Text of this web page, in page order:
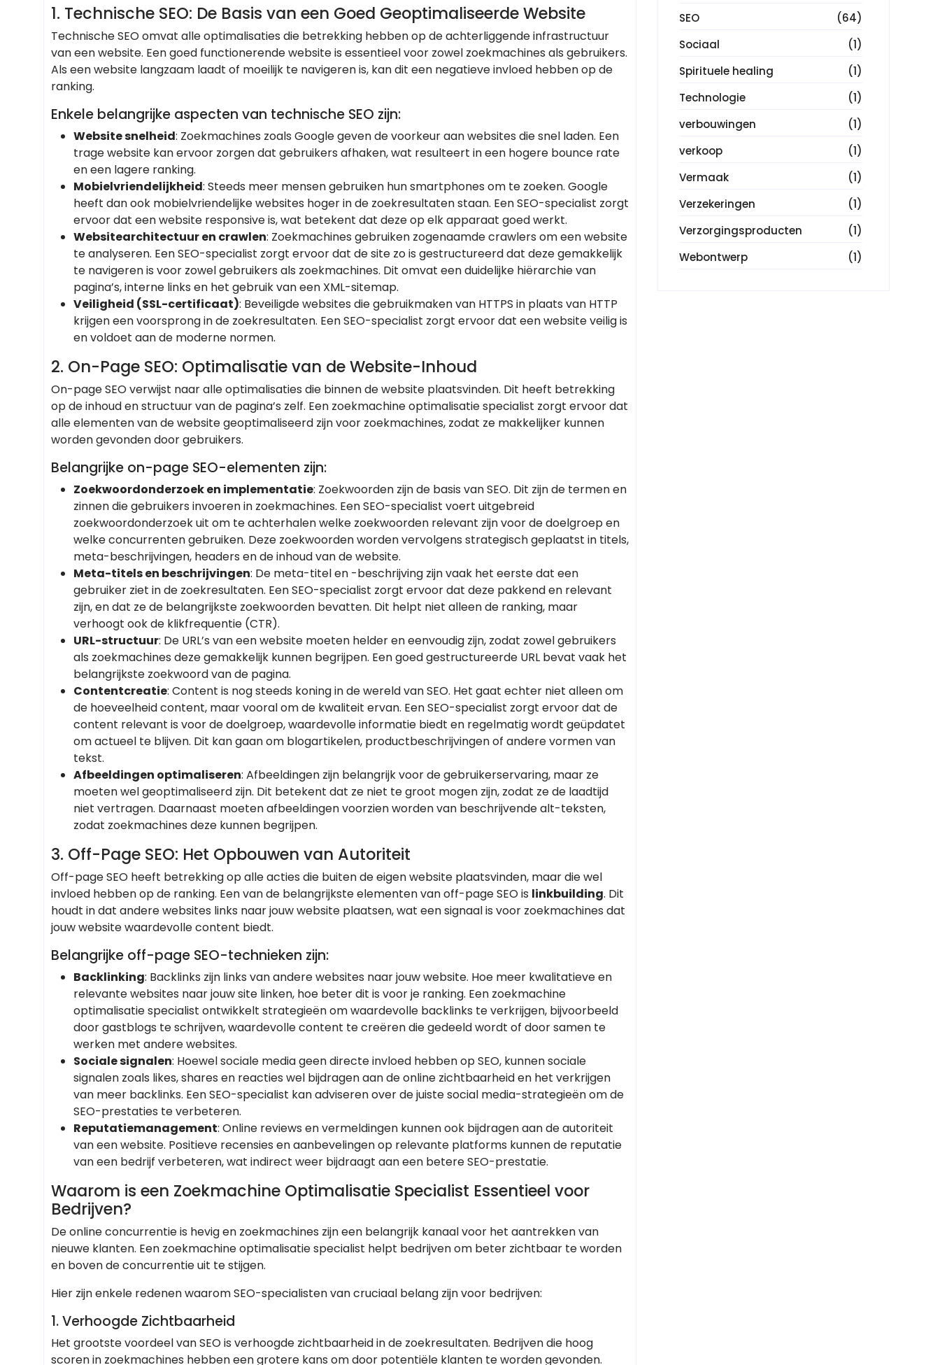
1. Technische SEO: De Basis van een Goed Geoptimaliseerde Website
Technische SEO omvat alle optimalisaties die betrekking hebben op de achterliggende infrastructuur
van een website. Een goed functionerende website is essentieel voor zowel zoekmachines als gebruikers.
Als een website langzaam laadt of moeilijk te navigeren is, kan dit een negatieve invloed hebben op de
ranking.
Enkele belangrijke aspecten van technische SEO zijn:
Website snelheid: Zoekmachines zoals Google geven de voorkeur aan websites die snel laden. Een
trage website kan ervoor zorgen dat gebruikers afhaken, wat resulteert in een hogere bounce rate
en een lagere ranking.
Mobielvriendelijkheid: Steeds meer mensen gebruiken hun smartphones om te zoeken. Google
heeft dan ook mobielvriendelijke websites hoger in de zoekresultaten staan. Een SEO-specialist zorgt
ervoor dat een website responsive is, wat betekent dat deze op elk apparaat goed werkt.
Websitearchitectuur en crawlen: Zoekmachines gebruiken zogenaamde crawlers om een website
te analyseren. Een SEO-specialist zorgt ervoor dat de site zo is gestructureerd dat deze gemakkelijk
te navigeren is voor zowel gebruikers als zoekmachines. Dit omvat een duidelijke hiërarchie van
pagina’s, interne links en het gebruik van een XML-sitemap.
Veiligheid (SSL-certificaat): Beveiligde websites die gebruikmaken van HTTPS in plaats van HTTP
krijgen een voorsprong in de zoekresultaten. Een SEO-specialist zorgt ervoor dat een website veilig is
en voldoet aan de moderne normen.
2. On-Page SEO: Optimalisatie van de Website-Inhoud
On-page SEO verwijst naar alle optimalisaties die binnen de website plaatsvinden. Dit heeft betrekking
op de inhoud en structuur van de pagina’s zelf. Een zoekmachine optimalisatie specialist zorgt ervoor dat
alle elementen van de website geoptimaliseerd zijn voor zoekmachines, zodat ze makkelijker kunnen
worden gevonden door gebruikers.
Belangrijke on-page SEO-elementen zijn:
Zoekwoordonderzoek en implementatie: Zoekwoorden zijn de basis van SEO. Dit zijn de termen en
zinnen die gebruikers invoeren in zoekmachines. Een SEO-specialist voert uitgebreid
zoekwoordonderzoek uit om te achterhalen welke zoekwoorden relevant zijn voor de doelgroep en
welke concurrenten gebruiken. Deze zoekwoorden worden vervolgens strategisch geplaatst in titels,
meta-beschrijvingen, headers en de inhoud van de website.
Meta-titels en beschrijvingen: De meta-titel en -beschrijving zijn vaak het eerste dat een
gebruiker ziet in de zoekresultaten. Een SEO-specialist zorgt ervoor dat deze pakkend en relevant
zijn, en dat ze de belangrijkste zoekwoorden bevatten. Dit helpt niet alleen de ranking, maar
verhoogt ook de klikfrequentie (CTR).
URL-structuur: De URL’s van een website moeten helder en eenvoudig zijn, zodat zowel gebruikers
als zoekmachines deze gemakkelijk kunnen begrijpen. Een goed gestructureerde URL bevat vaak het
belangrijkste zoekwoord van de pagina.
Contentcreatie: Content is nog steeds koning in de wereld van SEO. Het gaat echter niet alleen om
de hoeveelheid content, maar vooral om de kwaliteit ervan. Een SEO-specialist zorgt ervoor dat de
content relevant is voor de doelgroep, waardevolle informatie biedt en regelmatig wordt geüpdatet
om actueel te blijven. Dit kan gaan om blogartikelen, productbeschrijvingen of andere vormen van
tekst.
Afbeeldingen optimaliseren: Afbeeldingen zijn belangrijk voor de gebruikerservaring, maar ze
moeten wel geoptimaliseerd zijn. Dit betekent dat ze niet te groot mogen zijn, zodat ze de laadtijd
niet vertragen. Daarnaast moeten afbeeldingen voorzien worden van beschrijvende alt-teksten,
zodat zoekmachines deze kunnen begrijpen.
3. Off-Page SEO: Het Opbouwen van Autoriteit
Off-page SEO heeft betrekking op alle acties die buiten de eigen website plaatsvinden, maar die wel
invloed hebben op de ranking. Een van de belangrijkste elementen van off-page SEO is linkbuilding. Dit
houdt in dat andere websites links naar jouw website plaatsen, wat een signaal is voor zoekmachines dat
jouw website waardevolle content biedt.
Belangrijke off-page SEO-technieken zijn:
Backlinking: Backlinks zijn links van andere websites naar jouw website. Hoe meer kwalitatieve en
relevante websites naar jouw site linken, hoe beter dit is voor je ranking. Een zoekmachine
optimalisatie specialist ontwikkelt strategieën om waardevolle backlinks te verkrijgen, bijvoorbeeld
door gastblogs te schrijven, waardevolle content te creëren die gedeeld wordt of door samen te
werken met andere websites.
Sociale signalen: Hoewel sociale media geen directe invloed hebben op SEO, kunnen sociale
signalen zoals likes, shares en reacties wel bijdragen aan de online zichtbaarheid en het verkrijgen
van meer backlinks. Een SEO-specialist kan adviseren over de juiste social media-strategieën om de
SEO-prestaties te verbeteren.
Reputatiemanagement: Online reviews en vermeldingen kunnen ook bijdragen aan de autoriteit
van een website. Positieve recensies en aanbevelingen op relevante platforms kunnen de reputatie
van een bedrijf verbeteren, wat indirect weer bijdraagt aan een betere SEO-prestatie.
Waarom is een Zoekmachine Optimalisatie Specialist Essentieel voor
Bedrijven?
De online concurrentie is hevig en zoekmachines zijn een belangrijk kanaal voor het aantrekken van
nieuwe klanten. Een zoekmachine optimalisatie specialist helpt bedrijven om beter zichtbaar te worden
en boven de concurrentie uit te stijgen.
Hier zijn enkele redenen waarom SEO-specialisten van cruciaal belang zijn voor bedrijven:
1. Verhoogde Zichtbaarheid
Het grootste voordeel van SEO is verhoogde zichtbaarheid in de zoekresultaten. Bedrijven die hoog
scoren in zoekmachines hebben een grotere kans om door potentiële klanten te worden gevonden.
SEO
(64)
Sociaal
(1)
Spirituele healing
(1)
Technologie
(1)
verbouwingen
(1)
verkoop
(1)
Vermaak
(1)
Verzekeringen
(1)
Verzorgingsproducten
(1)
Webontwerp
(1)